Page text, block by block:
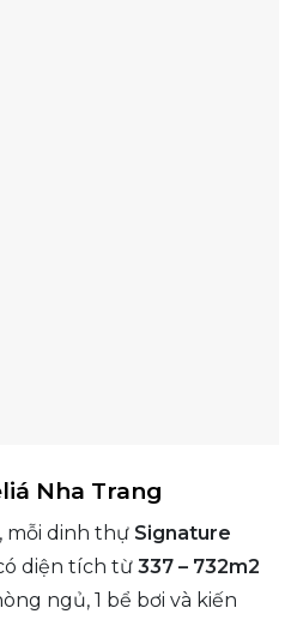
Nha Trang
mỗi dinh thự Signature
diện tích từ 337 – 732m2
ngủ, 1 bể bơi và kiến